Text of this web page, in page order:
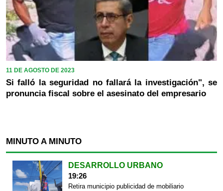
11 DE AGOSTO DE 2023
Si falló la seguridad no fallará la investigación", se
pronuncia fiscal sobre el asesinato del empresario
MINUTO A MINUTO
DESARROLLO URBANO
19:26
Retira municipio publicidad de mobiliario